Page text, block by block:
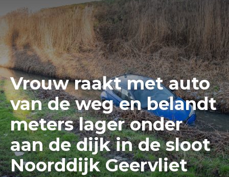
Vrouw raakt met auto
van de weg en belandt
meters lager onder
aan de dijk in de sloot
Noorddijk Geervliet